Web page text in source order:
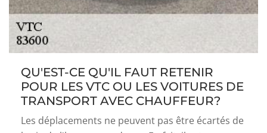
QU'EST-CE QU'IL FAUT RETENIR
POUR LES VTC OU LES VOITURES DE
TRANSPORT AVEC CHAUFFEUR?
Les déplacements ne peuvent pas être écartés de